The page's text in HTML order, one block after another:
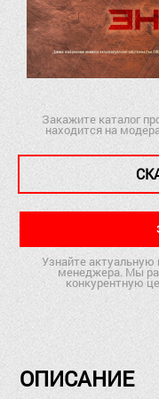
Закажите каталог
находится на
Узнайте
менеджера. Мы
конкурентную
ОПИСАНИЕ